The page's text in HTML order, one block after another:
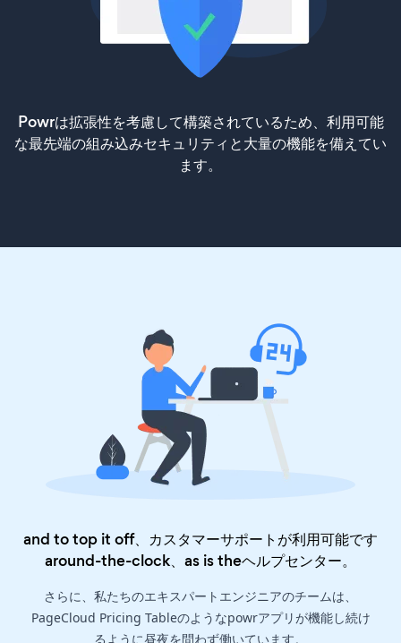
Powrは拡張性を考慮して構築されているため、利用可能
な最先端の組み込みセキュリティと大量の機能を備えてい
ます。
and to top it off、カスタマーサポートが利用可能です
around-the-clock、as is theヘルプセンター。
さらに、私たちのエキスパートエンジニアのチームは、
PageCloud Pricing Tableのようなpowrアプリが機能し続け
るように昼夜を問わず働いています。